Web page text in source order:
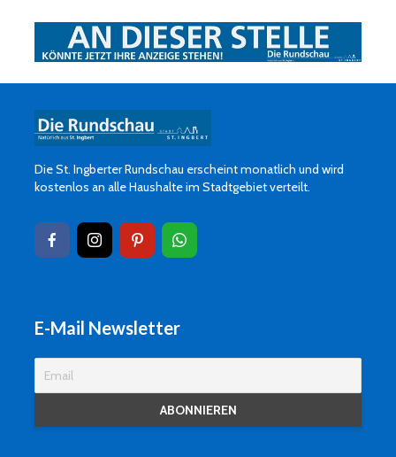
Die St. Ingberter Rundschau erscheint monatlich und wird
kostenlos an alle Haushalte im Stadtgebiet verteilt.
E-Mail Newsletter